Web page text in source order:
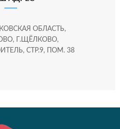
ОБЛАСТЬ,
Г.ЩЁЛКОВО,
СТР.9, ПОМ. 38